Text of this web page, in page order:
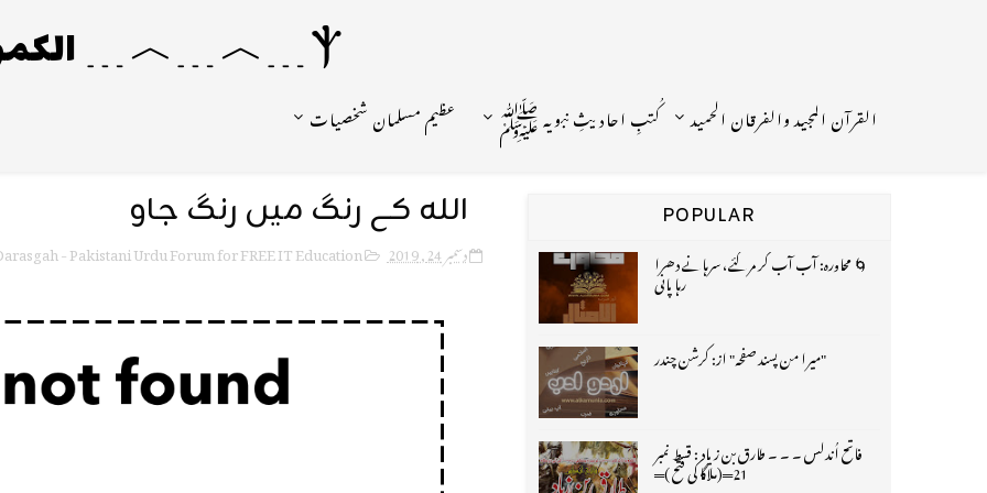
Ⲯ﹍︿﹍︿﹍ الکمونیا ﹍Ⲯ﹍Ⲯ﹍︿﹍☼
القرآن المجید والفرقان الحمید کُتبِ احادیثِ نبویہ ﷺ عظیم مسلمان شخصیات
اللہ کے رنگ میں رنگ جاو
دسمبر 24, 2019 - Pakistani Urdu Forum for FREE IT Education
POPULAR
🌀 محاورہ: آب آب کر مر گئے، سرہانے دھرا
رہا پانی
"میرا من پسند صفحہ" از: کرشن چندر
فاتح اُندلس ۔ ۔ ۔ طارق بن زیاد : قسط نمبر
21═(ملاگا کی فتح )═